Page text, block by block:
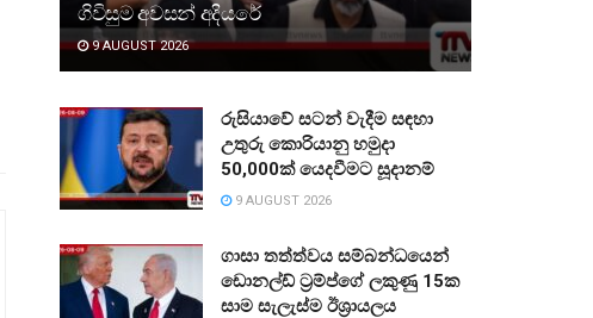
ගිවිසුම අවසන් අදියරේ
9 AUGUST 2026
රුසියාවේ සටන් වැදීම සඳහා
උතුරු කොරියානු හමුදා
50,000ක් යෙදවීමට සූදානම්
9 AUGUST 2026
ගාසා තත්ත්වය සම්බන්ධයෙන්
ඩොනල්ඩ් ට්‍රම්ප්ගේ ලකුණු 15ක
සාම සැලැස්ම ඊශ්‍රායලය